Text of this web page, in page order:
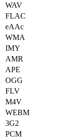
WAV
FLAC
eAAc
WMA
IMY
AMR
APE
OGG
FLV
M4V
WEBM
3G2
PCM